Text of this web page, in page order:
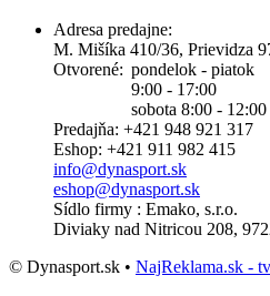
Adresa predajne:
M. Mišíka 410/36, Prievidza
Otvorené: pondelok - piatok
9:00 - 17:00
sobota 8:00 - 12:00
Predajňa: +421 948 921 317
Eshop: +421 911 982 415
info@dynasport.sk
eshop@dynasport.sk
Sídlo firmy : Emako, s.r.o.
Diviaky nad Nitricou 208,
© Dynasport.sk • NajReklama.sk -